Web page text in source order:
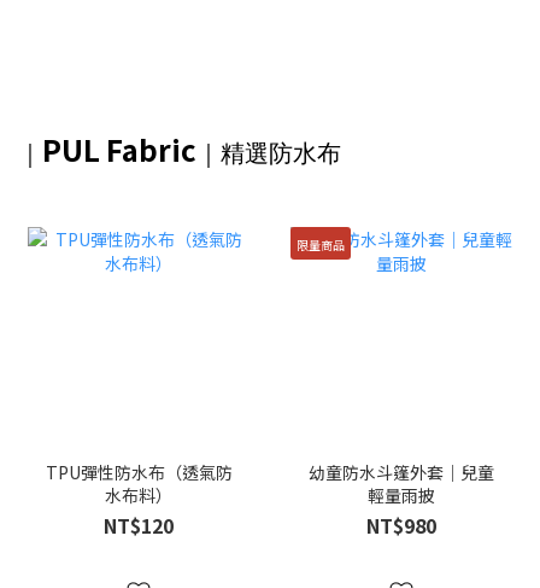
｜ PUL Fabric ｜精選防水布
TPU彈性防水布（透氣防
水布料）
NT$120
限量商品
幼童防水斗篷外套｜兒童
輕量雨披
NT$980